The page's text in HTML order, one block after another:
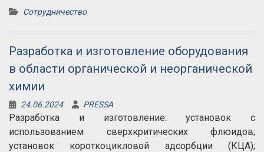
Сотрудничество
Разработка и изготовление оборудования
в области органической и неорганической
химии
24.06.2024 PRESSA
Разработка и изготовление: установок с
использованием сверхкритических флюидов;
установок короткоцикловой адсорбции (КЦА);